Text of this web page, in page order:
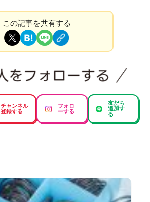
この記事を共有する
チャンネル
登録する
フォロ
ーする
友だち
追加す
る